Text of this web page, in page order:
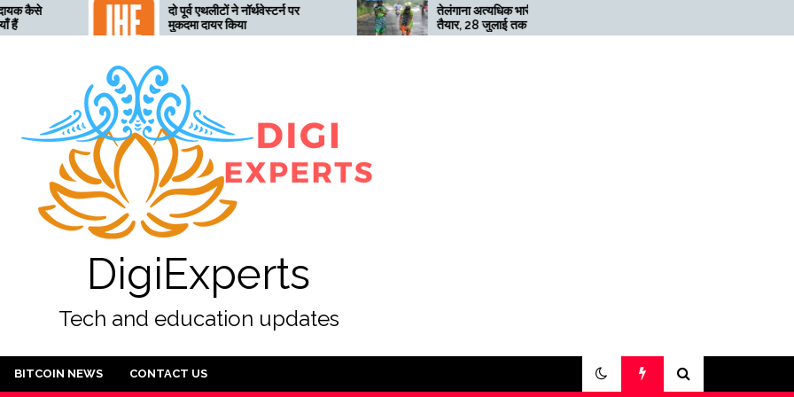
दो पूर्व एथलीटों ने नॉर्थवेस्टर्न पर
मुकदमा दायर किया
तेलंगाना अत्यधिक भारी बारिश के लिए
तैयार, 28 जुलाई तक ‘रेड’ अलर्ट जारी
हुई तो खनन लाभदायक नहीं है
DigiExperts
Tech and education updates
BITCOIN NEWS CONTACT US